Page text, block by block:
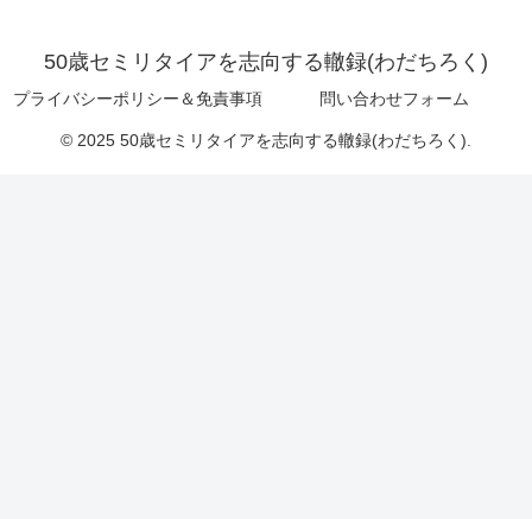
50歳セミリタイアを志向する轍録(わだちろく)
プライバシーポリシー＆免責事項 問い合わせフォーム
© 2025 50歳セミリタイアを志向する轍録(わだちろく).